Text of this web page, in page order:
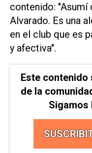
contenido:
Alvarado. Es una
en el club que es
y afectiva".
Este contenido
de la
Sigamos